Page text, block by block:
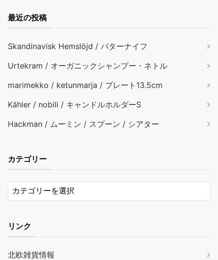
最近の投稿
Skandinavisk Hemslöjd / バターナイフ
Urtekram / オーガニックシャンプー・ネトル
marimekko / ketunmarja / プレート13.5cm
Kähler / nobili / キャンドルホルダーS
Hackman / ムーミン / スプーン / シアター
カテゴリー
リンク
北欧雑貨情報